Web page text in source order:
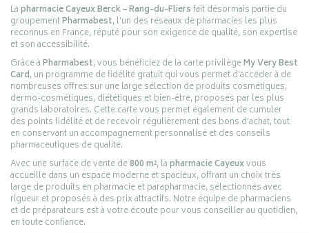
Lapharmacie Cayeux Berck – Rang-du-Fliersfait désormais partie du
groupementPharmabest, l’un des réseaux de pharmacies les plus
reconnus en France, réputé pour son exigence de qualité, son expertise
et son accessibilité.
Grâce àPharmabest, vous bénéficiez de la carte privilègeMy Very Best
Card, un programme de fidélité gratuit qui vous permet d’accéder à de
nombreuses offres sur une large sélection de produits cosmétiques,
dermo-cosmétiques, diététiques et bien-être, proposés par les plus
grands laboratoires. Cette carte vous permet également de cumuler
des points fidélité et de recevoir régulièrement des bons d’achat, tout
en conservant un accompagnement personnalisé et des conseils
pharmaceutiques de qualité.
Avec une surface de vente de800 m², lapharmacie Cayeuxvous
accueille dans un espace moderne et spacieux, offrant un choix très
large de produits en pharmacie et parapharmacie, sélectionnés avec
rigueur et proposés à des prix attractifs. Notre équipe de pharmaciens
et de préparateurs est à votre écoute pour vous conseiller au quotidien,
en toute confiance.